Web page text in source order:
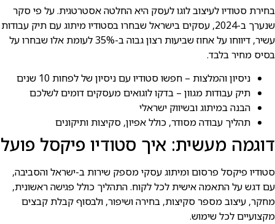
בחירת סטודיו לעיצוב לוגו לעסק היא החלטה אסטרטגית. על פי סקר
שנערך ב-2024, עסקים בישראל שבחרו בסטודיו מיתוג עם תיק עבודות
עשיר, דיווחו על אחוז שביעות רצון גבוה ב-35% לעומת אלו שבחרו על
בסיס מחיר בלבד.
ניסיון והמלצות – חפשו סטודיו עם ניסיון של לפחות 10 שנים
תיק עבודות מגוון – בדקו לוגואים מעסקים דומים לשלכם
הבנה במיתוג ובשיווק ישראלי
תהליך עבודה מסודר, כולל אפיון, סקיצות ותיקונים
דוגמה מעשית: איך סטודיו פיקסל פועל
סטודיו פיקסל פרסום ומיתוג עסקי מספק שירות ב-ישראל והסביבה,
עם דגש על התאמה אישית לכל לקוח. התהליך כולל פגישה ראשונית,
מחקר, עיצוב מספר סקיצות, בחירה ושיפור, ולבסוף קבלת קבצים
מקצועיים לכל שימוש.